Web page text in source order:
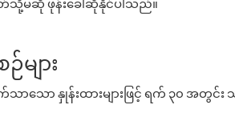
တ်သို့မဆို ဖုန်းခေါ်ဆိုနိုင်ပါသည်။
ျား
ာသော နှုန်းထားများဖြင့် ရက် ၃၀ အတွ